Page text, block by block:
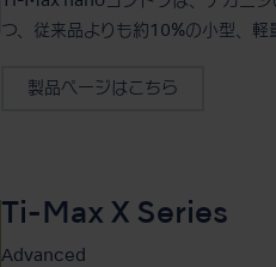
つ、従来品よりも約10%の小型、軽
製品ページはこちら
Ti-Max X Series
Advanced